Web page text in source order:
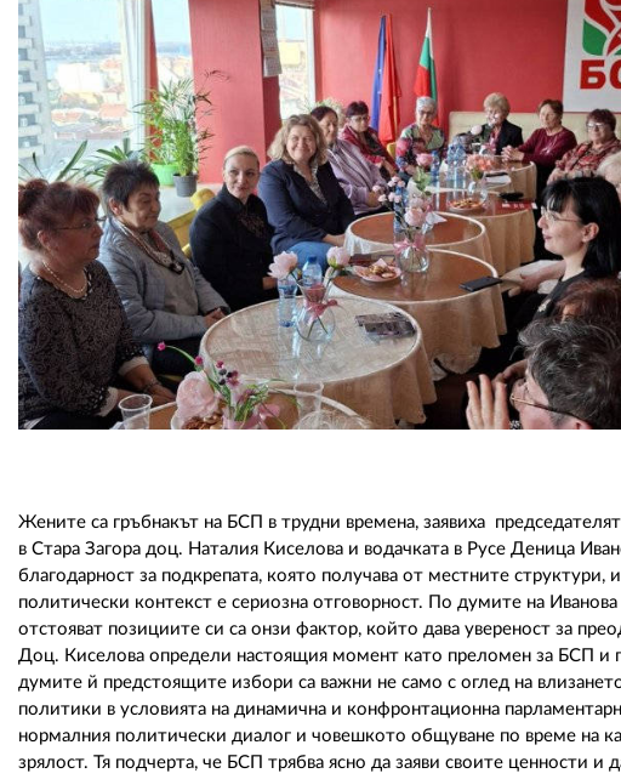
Жените са гръбнакът на БСП в трудни времена, заявиха
в Стара Загора доц. Наталия Киселова и водачката в Русе Деница
благодарност за подкрепата, която получава от местните
политически контекст е сериозна отговорност. По думите на
отстояват позициите си са онзи фактор, който дава увереност за
Доц. Киселова определи настоящия момент като преломен за БСП и
думите й предстоящите избори са важни не само с оглед на
политики в условията на динамична и конфронтационна
нормалния политически диалог и човешкото общуване по време на
зрялост. Тя подчерта, че БСП трябва ясно да заяви своите ценности